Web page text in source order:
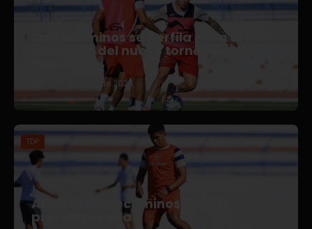
Correcaminos se perfila para el
arranque del nuevo torneo en Liga
5 de agosto de 2026
TDP
Afianza Correcaminos TDP su
pretemporada